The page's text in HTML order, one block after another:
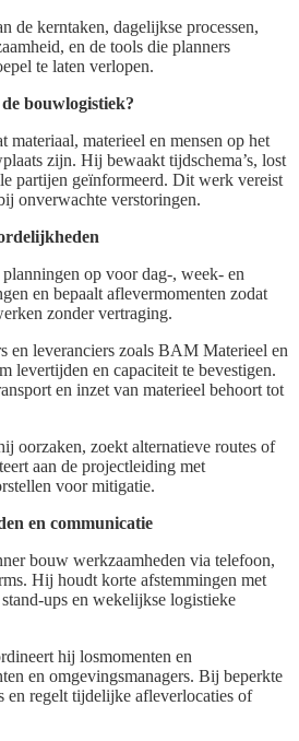
de kerntaken, dagelijkse processen,
en de tools die planners
te laten verlopen.
bouwlogistiek?
materiaal, materieel en mensen op het
zijn. Hij bewaakt tijdschema’s, lost
partijen geïnformeerd. Dit werk vereist
onverwachte verstoringen.
op voor dag-, week- en
en bepaalt aflevermomenten zodat
zonder vertraging.
en leveranciers zoals BAM Materieel en
levertijden en capaciteit te bevestigen.
en inzet van materieel behoort tot
oorzaken, zoekt alternatieve routes of
aan de projectleiding met
voor mitigatie.
en communicatie
bouw werkzaamheden via telefoon,
Hij houdt korte afstemmingen met
ups en wekelijkse logistieke
hij losmomenten en
en omgevingsmanagers. Bij beperkte
en regelt tijdelijke afleverlocaties of